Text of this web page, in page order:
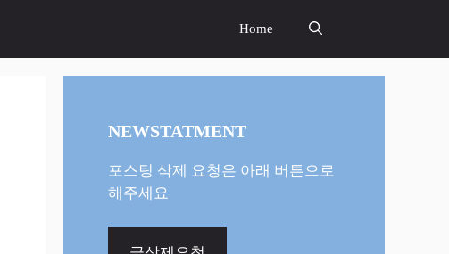
Home
NEWSTATMENT
포스팅 삭제 요청은 아래 버튼으로
해주세요